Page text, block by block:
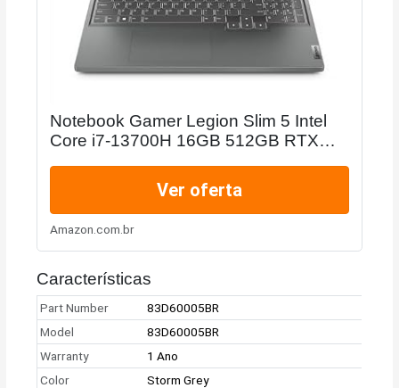
Notebook Gamer Legion Slim 5 Intel
Core i7-13700H 16GB 512GB RTX
Ver oferta
Amazon.com.br
Características
Part Number
83D60005BR
Model
83D60005BR
Warranty
1 Ano
Color
Storm Grey